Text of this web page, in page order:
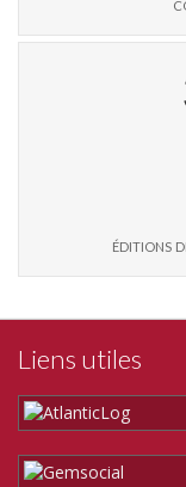
éditions
Liens utiles